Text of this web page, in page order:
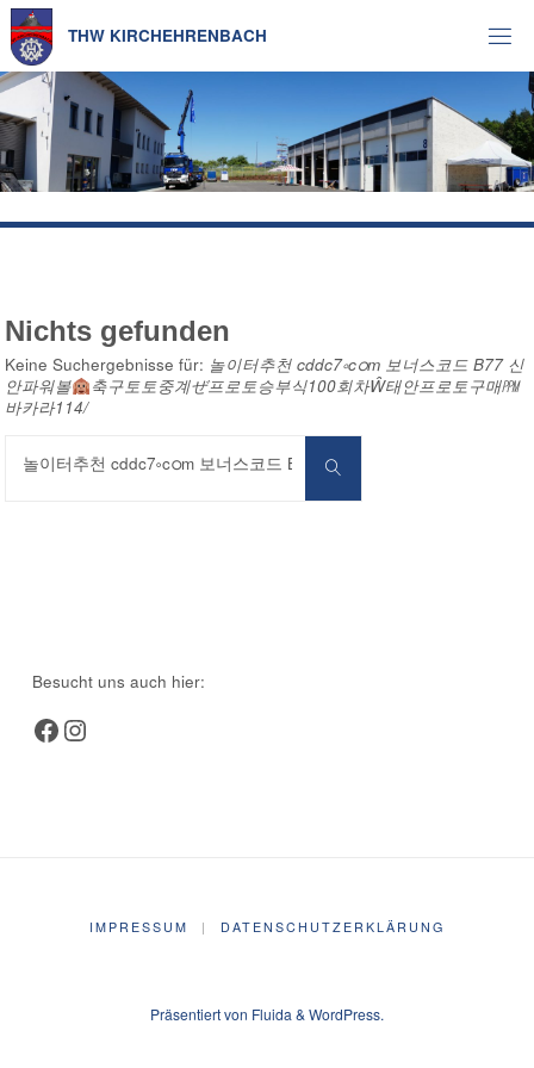
Zum
Inhalt
springen
THW KIRCHEHRENBACH
Nichts gefunden
Keine Suchergebnisse für: 놀이터추천 cddc7༚cഠm 보너스코드 B77 신
안파워볼
축구토토중계ぜ프로토승부식100회차Ŵ태안프로토구매㏙
바카라114/
Suchen
Besucht uns auch hier:
Facebook
Instagram
IMPRESSUM | DATENSCHUTZERKLÄRUNG
Präsentiert von Fluida & WordPress.